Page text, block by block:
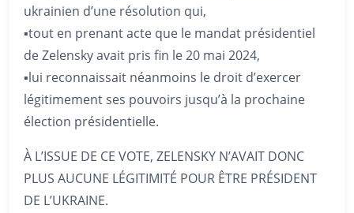
ukrainien d’une résolution qui,
▪️tout en prenant acte que le mandat présidentiel
de Zelensky avait pris fin le 20 mai 2024,
▪️lui reconnaissait néanmoins le droit d’exercer
légitimement ses pouvoirs jusqu’à la prochaine
élection présidentielle.
À L’ISSUE DE CE VOTE, ZELENSKY N’AVAIT DONC
PLUS AUCUNE LÉGITIMITÉ POUR ÊTRE PRÉSIDENT
DE L’UKRAINE.